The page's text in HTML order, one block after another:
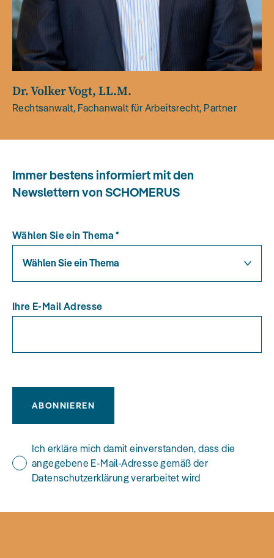
Dr. Volker Vogt, LL.M.
Rechtsanwalt, Fachanwalt für Arbeitsrecht, Partner
Immer bestens informiert mit den
Newslettern von SCHOMERUS
Wählen Sie ein Thema *
Wählen Sie ein Thema
Ihre E-Mail Adresse
ABONNIEREN
Ich erkläre mich damit einverstanden, dass die
angegebene E-Mail-Adresse gemäß der
Datenschutzerklärung verarbeitet wird